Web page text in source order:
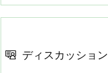
ディスカッション